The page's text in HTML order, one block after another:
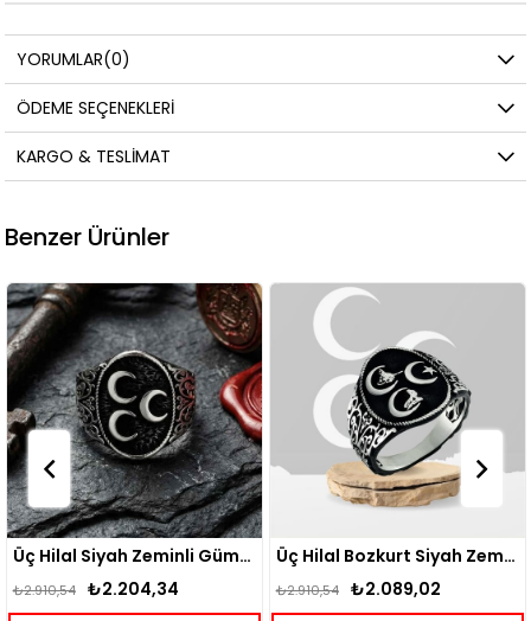
YORUMLAR(0)
ÖDEME SEÇENEKLERI
KARGO & TESLIMAT
Benzer Ürünler
Üç Hilal Siyah Zeminli Gümüş Yüzük
Üç Hilal Bozkurt Siyah Zeminli Gümüş Yüzük
₺2.089,02
₺2.910,54 ₺4.820,79